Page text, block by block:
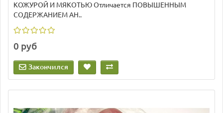
КОЖУРОЙ И МЯКОТЬЮ Отличается ПОВЫШЕННЫМ
СОДЕРЖАНИЕМ АН..
0 руб
Закончился